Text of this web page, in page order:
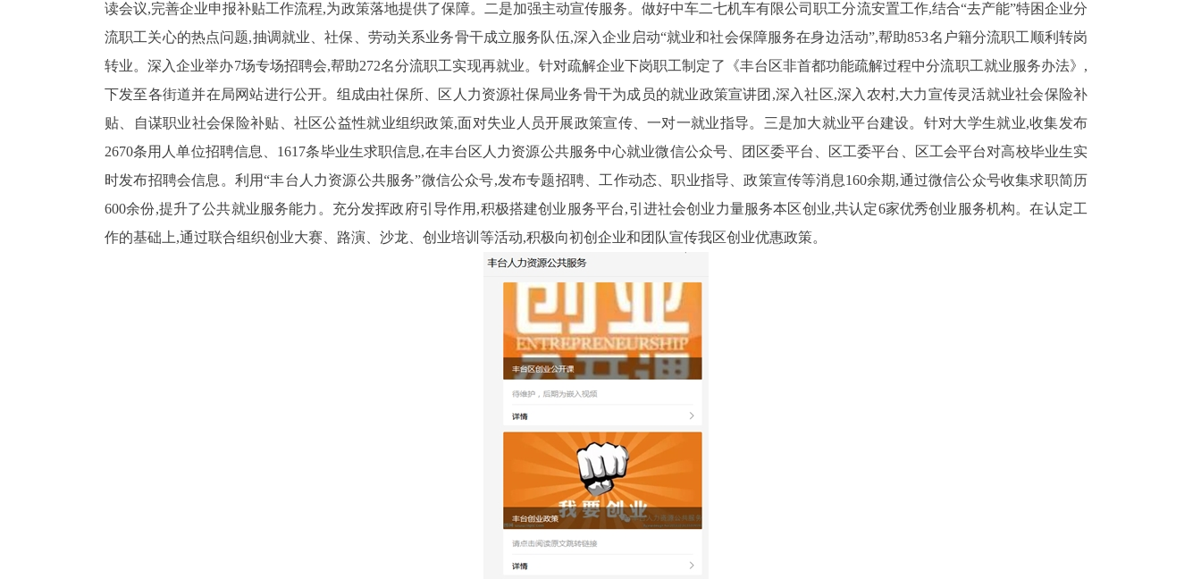
读会议,完善企业申报补贴工作流程,为政策落地提供了保障。二是加强主动宣传服务。做好中车二七机车有限公司职工分流安置工作,结合“去产能”特困企业分
流职工关心的热点问题,抽调就业、社保、劳动关系业务骨干成立服务队伍,深入企业启动“就业和社会保障服务在身边活动”,帮助853名户籍分流职工顺利转岗
转业。深入企业举办7场专场招聘会,帮助272名分流职工实现再就业。针对疏解企业下岗职工制定了《丰台区非首都功能疏解过程中分流职工就业服务办法》,
下发至各街道并在局网站进行公开。组成由社保所、区人力资源社保局业务骨干为成员的就业政策宣讲团,深入社区,深入农村,大力宣传灵活就业社会保险补
贴、自谋职业社会保险补贴、社区公益性就业组织政策,面对失业人员开展政策宣传、一对一就业指导。三是加大就业平台建设。针对大学生就业,收集发布
2670条用人单位招聘信息、 1617条毕业生求职信息,在丰台区人力资源公共服务中心就业微信公众号、团区委平台、区工委平台、区工会平台对高校毕业生实
时发布招聘会信息。利用“丰台人力资源公共服务”微信公众号,发布专题招聘、工作动态、职业指导、政策宣传等消息160余期,通过微信公众号收集求职简历
600余份,提升了公共就业服务能力。 充分发挥政府引导作用,积极搭建创业服务平台,引进社会创业力量服务本区创业,共认定6家优秀创业服务机构。在认定工
作的基础上,通过联合组织创业大赛、路演、沙龙、创业培训等活动,积极向初创企业和团队宣传我区创业优惠政策。